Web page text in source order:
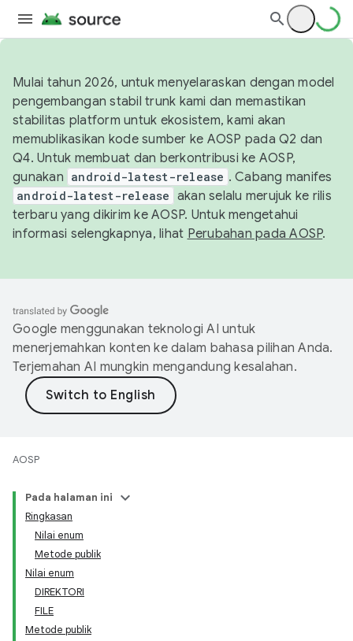
Mulai tahun 2026, untuk menyelaraskan dengan model
pengembangan stabil trunk kami dan memastikan
stabilitas platform untuk ekosistem, kami akan
memublikasikan kode sumber ke AOSP pada Q2 dan
Q4. Untuk membuat dan berkontribusi ke AOSP,
gunakan android-latest-release . Cabang manifes
android-latest-release akan selalu merujuk ke rilis
terbaru yang dikirim ke AOSP. Untuk mengetahui
informasi selengkapnya, lihat Perubahan pada AOSP.
Google menggunakan teknologi AI untuk
menerjemahkan konten ke dalam bahasa pilihan Anda.
Terjemahan AI mungkin mengandung kesalahan.
AOSP
Pada halaman ini
Ringkasan
Nilai enum
Metode publik
Nilai enum
DIREKTORI
FILE
Metode publik